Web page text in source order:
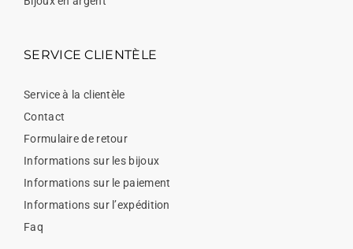
SERVICE CLIENTÈLE
Service à la clientèle
Contact
Formulaire de retour
Informations sur les bijoux
Informations sur le paiement
Informations sur l’expédition
Faq